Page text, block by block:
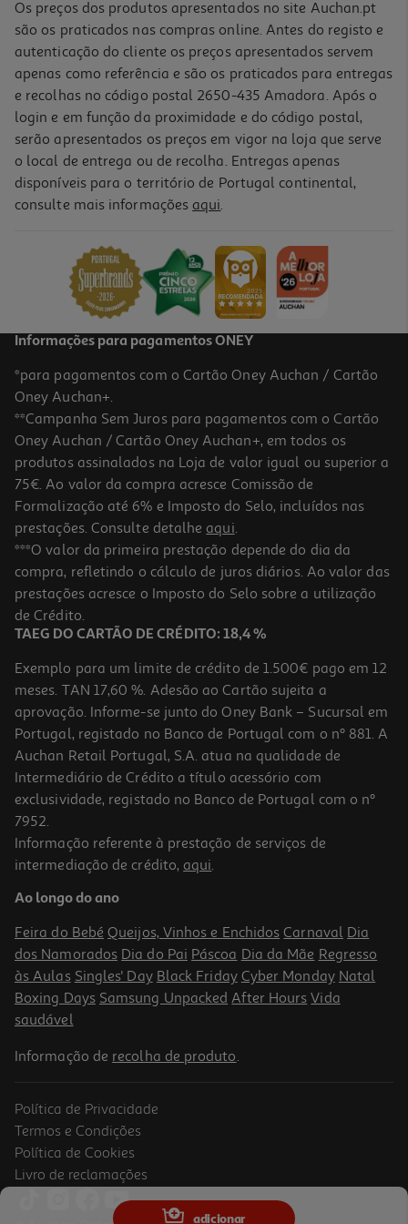
adicionar
Os preços dos produtos apresentados no site Auchan.pt
são os praticados nas compras online. Antes do registo e
autenticação do cliente os preços apresentados servem
apenas como referência e são os praticados para entregas
e recolhas no código postal 2650-435 Amadora. Após o
login e em função da proximidade e do código postal,
serão apresentados os preços em vigor na loja que serve
o local de entrega ou de recolha. Entregas apenas
disponíveis para o território de Portugal continental,
consulte mais informações aqui.
Informações para pagamentos ONEY
*para pagamentos com o Cartão Oney Auchan / Cartão
Oney Auchan+.
**Campanha Sem Juros para pagamentos com o Cartão
Oney Auchan / Cartão Oney Auchan+, em todos os
produtos assinalados na Loja de valor igual ou superior a
75€. Ao valor da compra acresce Comissão de
Formalização até 6% e Imposto do Selo, incluídos nas
prestações. Consulte detalhe aqui.
***O valor da primeira prestação depende do dia da
compra, refletindo o cálculo de juros diários. Ao valor das
prestações acresce o Imposto do Selo sobre a utilização
de Crédito.
TAEG DO CARTÃO DE CRÉDITO: 18,4 %
Exemplo para um limite de crédito de 1.500€ pago em 12
meses. TAN 17,60 %. Adesão ao Cartão sujeita a
aprovação. Informe-se junto do Oney Bank – Sucursal em
Portugal, registado no Banco de Portugal com o nº 881. A
Auchan Retail Portugal, S.A. atua na qualidade de
Intermediário de Crédito a título acessório com
exclusividade, registado no Banco de Portugal com o nº
7952.
Informação referente à prestação de serviços de
intermediação de crédito, aqui.
Ao longo do ano
Feira do Bebé Queijos, Vinhos e Enchidos Carnaval Dia
dos Namorados Dia do Pai Páscoa Dia da Mãe Regresso
às Aulas Singles' Day Black Friday Cyber Monday Natal
Boxing Days Samsung Unpacked After Hours Vida
saudável
Informação de recolha de produto.
Política de Privacidade
Termos e Condições
Política de Cookies
Livro de reclamações